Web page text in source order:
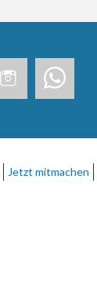
Jetzt mitmachen